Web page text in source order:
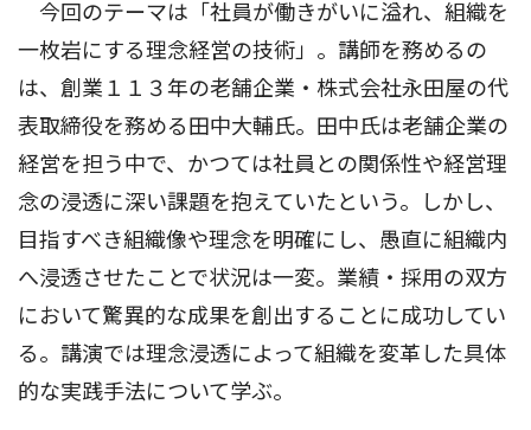
今回のテーマは「社員が働きがいに溢れ、組織を
一枚岩にする理念経営の技術」。講師を務めるの
は、創業１１３年の老舗企業・株式会社永田屋の代
表取締役を務める田中大輔氏。田中氏は老舗企業の
経営を担う中で、かつては社員との関係性や経営理
念の浸透に深い課題を抱えていたという。しかし、
目指すべき組織像や理念を明確にし、愚直に組織内
へ浸透させたことで状況は一変。業績・採用の双方
において驚異的な成果を創出することに成功してい
る。講演では理念浸透によって組織を変革した具体
的な実践手法について学ぶ。